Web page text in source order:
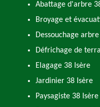
Abattage d'arbre
Broyage et
Dessouchage
Défrichage de
Elagage 38 Isère
Jardinier 38 Isère
Paysagiste 38 Isère